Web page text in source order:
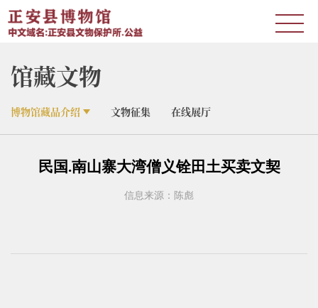
馆藏文物
博物馆藏品介绍 文物征集 在线展厅
民国.南山寨大湾僧义铨田土买卖文契
信息来源：陈彪